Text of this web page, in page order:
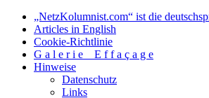
„NetzKolumnist.com“ ist die
Articles in English
Cookie-Richtlinie
G a l e r i e _ E f f a ç a g e
Hinweise
Datenschutz
Links